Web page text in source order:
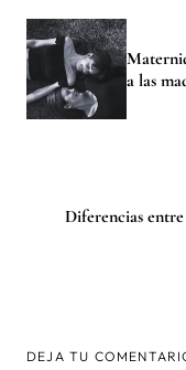
a las
Diferencias
DEJA TU